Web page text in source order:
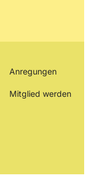
Anregungen
Mitglied werden